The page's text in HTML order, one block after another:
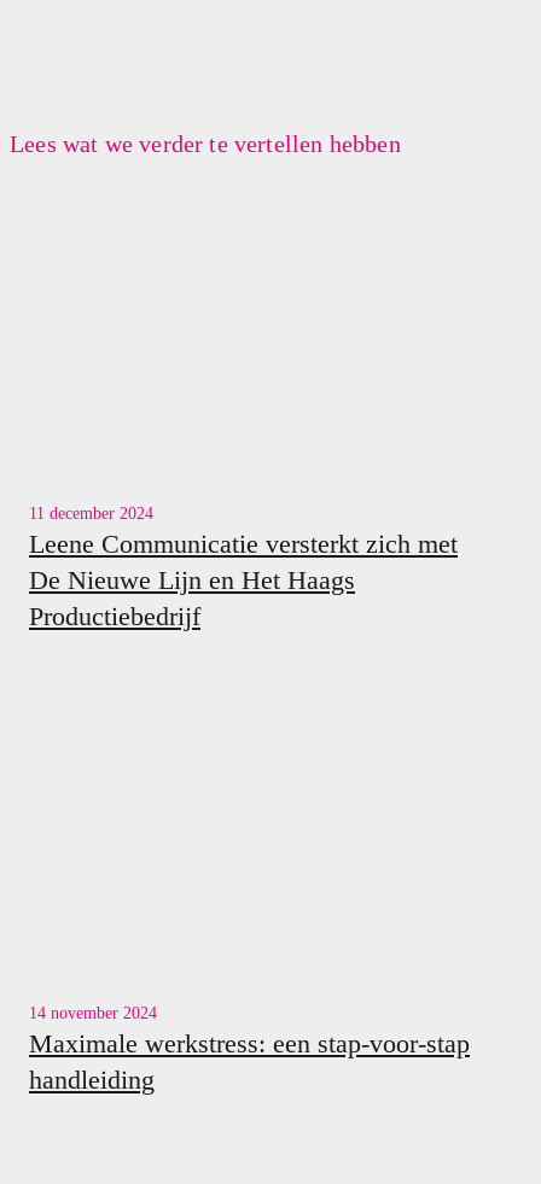
Lees wat we verder te vertellen hebben
11 december 2024
Leene Communicatie versterkt zich met
De Nieuwe Lijn en Het Haags
Productiebedrijf
14 november 2024
Maximale werkstress: een stap-voor-stap
handleiding